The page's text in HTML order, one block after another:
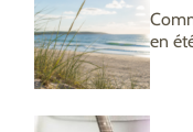
en